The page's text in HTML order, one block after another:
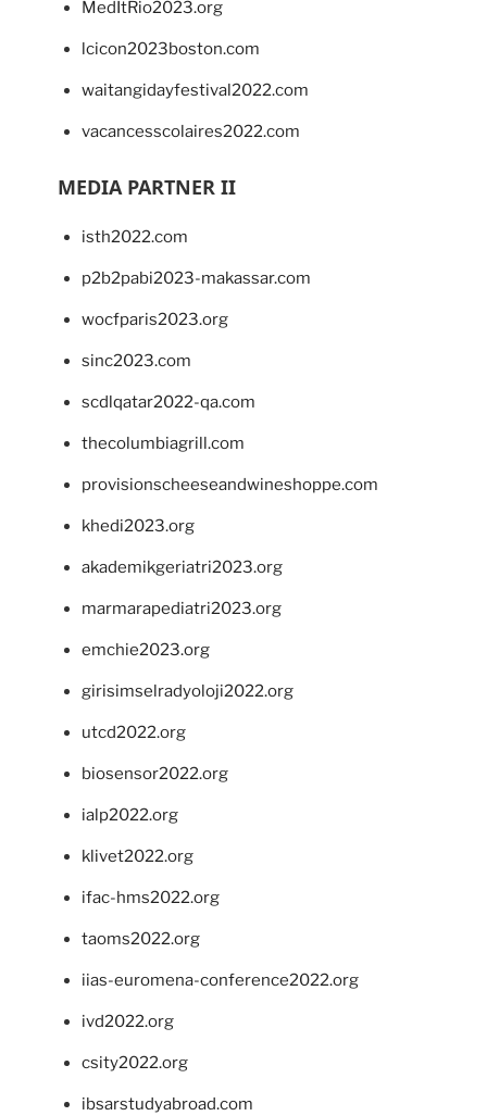
MedItRio2023.org
lcicon2023boston.com
waitangidayfestival2022.com
vacancesscolaires2022.com
MEDIA PARTNER II
isth2022.com
p2b2pabi2023-makassar.com
wocfparis2023.org
sinc2023.com
scdlqatar2022-qa.com
thecolumbiagrill.com
provisionscheeseandwineshoppe.com
khedi2023.org
akademikgeriatri2023.org
marmarapediatri2023.org
emchie2023.org
girisimselradyoloji2022.org
utcd2022.org
biosensor2022.org
ialp2022.org
klivet2022.org
ifac-hms2022.org
taoms2022.org
iias-euromena-conference2022.org
ivd2022.org
csity2022.org
ibsarstudyabroad.com